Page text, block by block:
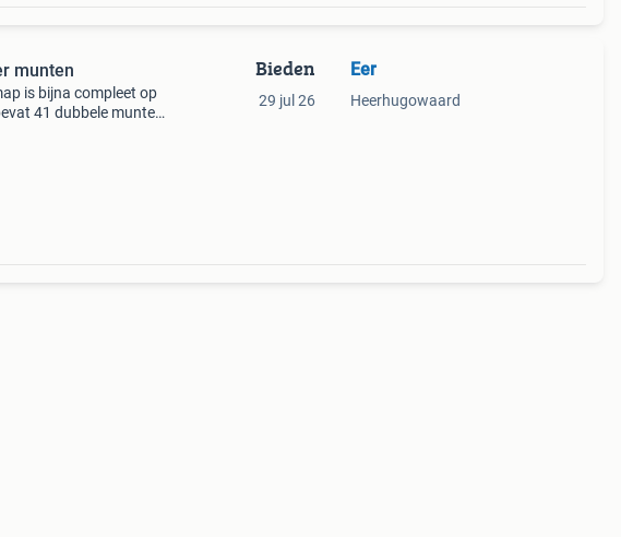
munten
is bijna compleet op
41 dubbele munten
Bieden
29 jul 26
Eer
Heerhugowaard